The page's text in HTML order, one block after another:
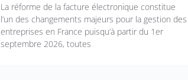
La réforme de la facture électronique constitue
l’un des changements majeurs pour la gestion des
entreprises en France puisqu’à partir du 1er
septembre 2026, toutes